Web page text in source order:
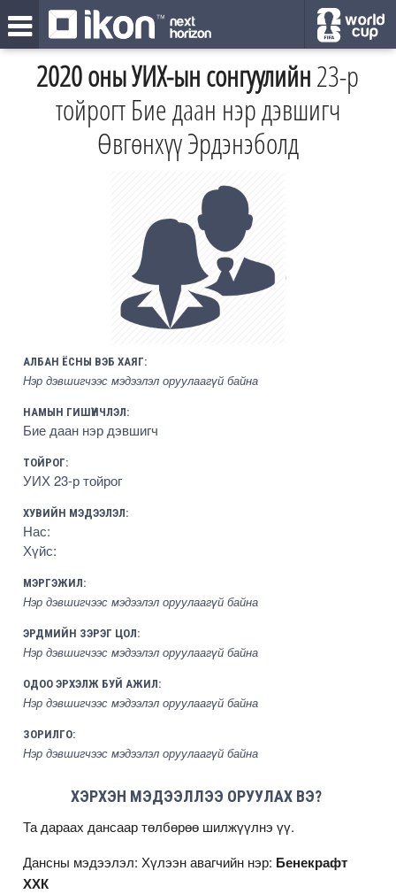
2020 оны УИХ-ын сонгуулийн23-р
тойрогт Бие даан нэр дэвшигч
Өвгөнхүү Эрдэнэболд
АЛБАН ЁСНЫ ВЭБ ХАЯГ:
Нэр дэвшигчээс мэдээлэл оруулаагүй байна
НАМЫН ГИШҮҮНЧЛЭЛ:
Бие даан нэр дэвшигч
ТОЙРОГ:
УИХ 23-р тойрог
ХУВИЙН МЭДЭЭЛЭЛ:
Нас:
Хүйс:
МЭРГЭЖИЛ:
Нэр дэвшигчээс мэдээлэл оруулаагүй байна
ЭРДМИЙН ЗЭРЭГ ЦОЛ:
Нэр дэвшигчээс мэдээлэл оруулаагүй байна
ОДОО ЭРХЭЛЖ БУЙ АЖИЛ:
Нэр дэвшигчээс мэдээлэл оруулаагүй байна
ЗОРИЛГО:
Нэр дэвшигчээс мэдээлэл оруулаагүй байна
ХЭРХЭН МЭДЭЭЛЛЭЭ ОРУУЛАХ ВЭ?
Та дараах дансаар төлбөрөө шилжүүлнэ үү.
Дансны мэдээлэл: Хүлээн авагчийн нэр: Бенекрафт
ХХК